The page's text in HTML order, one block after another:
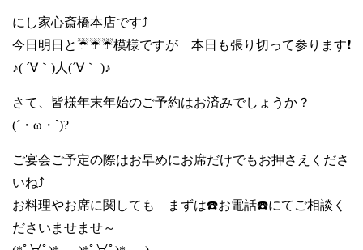
にし家心斎橋本店です⤴️
今日明日と☔☔☔模様ですが 本日も張り切って参ります❗
♪( ´∀｀)人(´∀｀ )♪
さて、皆様年末年始のご予約はお済みでしょうか？
(´・ω・`)?
ご宴会ご予定の際はお早めにお席だけでもお押さえくださ
いね⤴️
お料理やお席に関しても まずは☎️お電話☎️にてご相談く
ださいませませ～